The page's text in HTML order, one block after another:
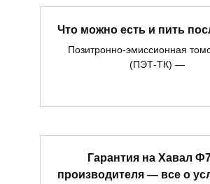
Что можно есть и пить
Позитронно-эмиссионная
(ПЭТ-ТК) —
Гарантия на Хавал
производителя — все о